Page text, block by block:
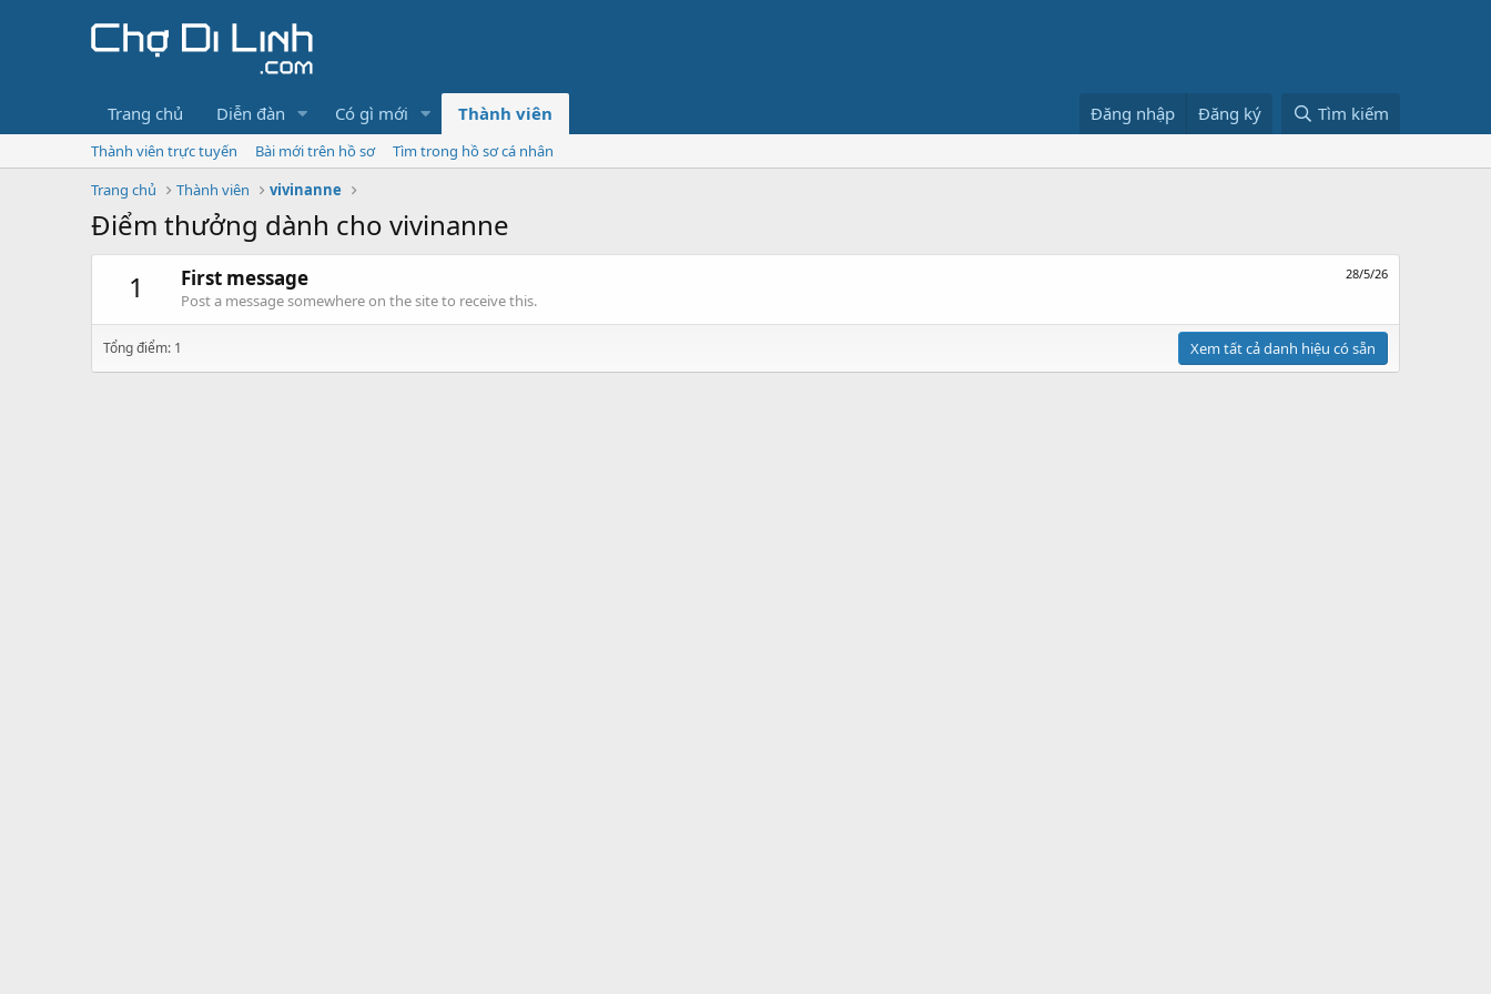
Trang chủ Diễn đàn Có gì mới Thành viên Đăng nhập Đăng ký Tìm kiếm
Thành viên trực tuyến Bài mới trên hồ sơ
Tìm trong hồ sơ cá nhân
Trang chủ
Thành viên vivinanne
Điểm thưởng dành cho vivinanne
1
28/5/26
First message
Post a message somewhere on the site to receive this.
Tổng điểm: 1 Xem tất cả danh hiệu có sẵn